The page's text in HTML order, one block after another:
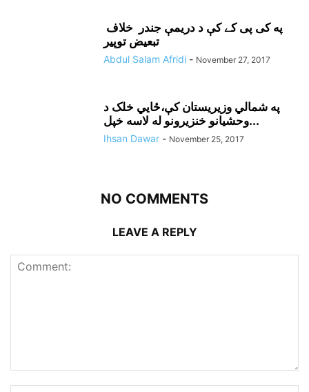
په کی پی کے کې د دريمې جندر خلاف
تبعيض توپير
Abdul Salam Afridi - November 27, 2017
په شمالي وزيريستان کې،ځايي خلک د
وحشيانو خنزيرونو له لاسه خپل...
Ihsan Dawar - November 25, 2017
NO COMMENTS
LEAVE A REPLY